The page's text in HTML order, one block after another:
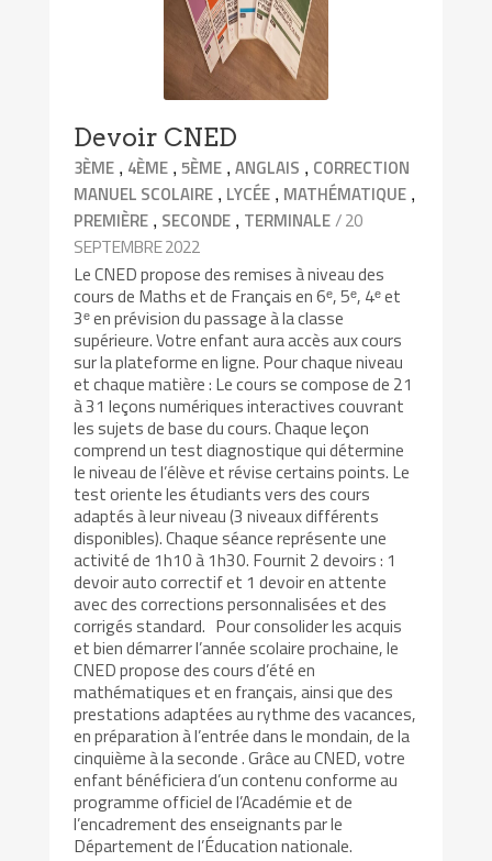
Devoir CNED
3ÈME , 4ÈME ,5ÈME ,ANGLAIS , CORRECTION
MANUEL SCOLAIRE , LYCÉE , MATHÉMATIQUE ,
PREMIÈRE , SECONDE , TERMINALE/ 20
SEPTEMBRE 2022
Le CNED propose des remises à niveau des
cours de Maths et de Français en 6ᵉ, 5ᵉ, 4ᵉ et
3ᵉ en prévision du passage à la classe
supérieure. Votre enfant aura accès aux cours
sur la plateforme en ligne. Pour chaque niveau
et chaque matière : Le cours se compose de 21
à 31 leçons numériques interactives couvrant
les sujets de base du cours. Chaque leçon
comprend un test diagnostique qui détermine
le niveau de l’élève et révise certains points. Le
test oriente les étudiants vers des cours
adaptés à leur niveau (3 niveaux différents
disponibles). Chaque séance représente une
activité de 1h10 à 1h30. Fournit 2 devoirs : 1
devoir auto correctif et 1 devoir en attente
avec des corrections personnalisées et des
corrigés standard. Pour consolider les acquis
et bien démarrer l’année scolaire prochaine, le
CNED propose des cours d’été en
mathématiques et en français, ainsi que des
prestations adaptées au rythme des vacances,
en préparation à l’entrée dans le mondain, de la
cinquième à la seconde . Grâce au CNED, votre
enfant bénéficiera d’un contenu conforme au
programme officiel de l’Académie et de
l’encadrement des enseignants par le
Département de l’Éducation nationale.